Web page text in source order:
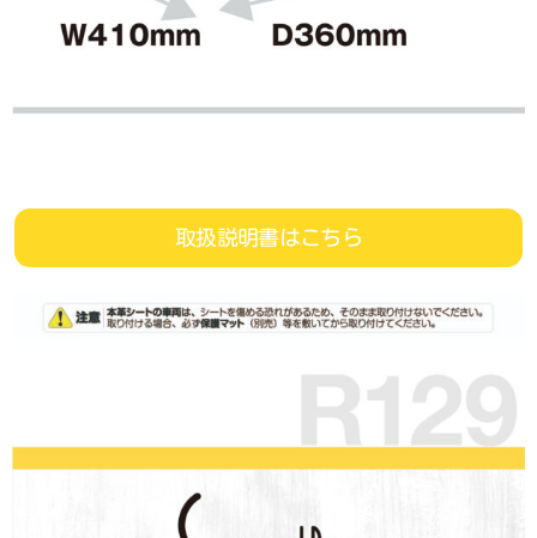
取扱説明書はこちら